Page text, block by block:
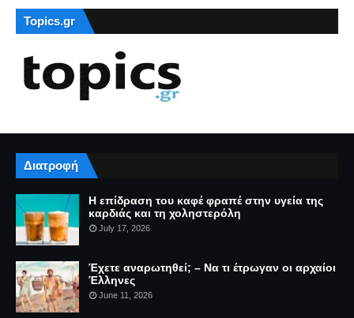
Topics.gr
Διατροφή
Η επίδραση του καφέ φραπέ στην υγεία της
καρδιάς και τη χοληστερόλη
July 17, 2026
Έχετε αναρωτηθεί; – Να τι έτρωγαν οι αρχαίοι
Έλληνες
June 11, 2026